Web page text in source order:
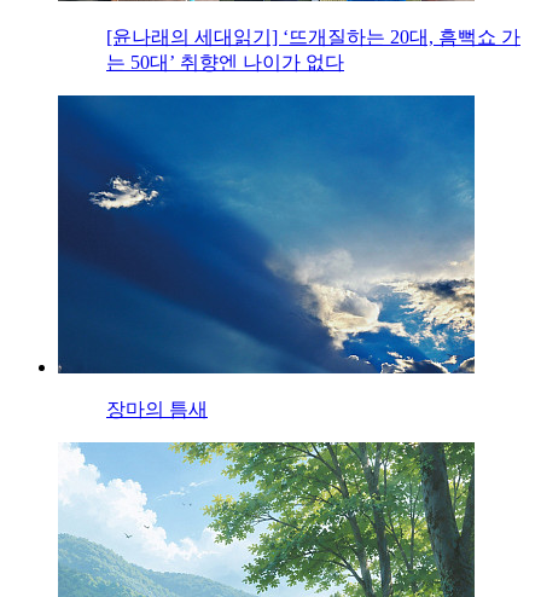
[윤나래의 세대읽기] ‘뜨개질하는 20대, 흠뻑쇼 가
는 50대’ 취향엔 나이가 없다
장마의 틈새